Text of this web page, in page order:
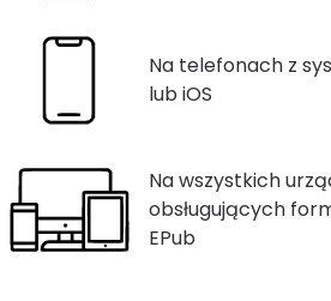
Na telefonach z
lub iOS
Na wszystkich
obsługujących
EPub